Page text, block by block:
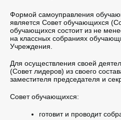
Формой самоуправления
является Совет обучающихся
обучающихся состоит из не
на классных собраниях
Учреждения.
Для осуществления своей
(Совет лидеров) из своего
заместителя председателя и
Совет обучающихся:
готовит и проводит